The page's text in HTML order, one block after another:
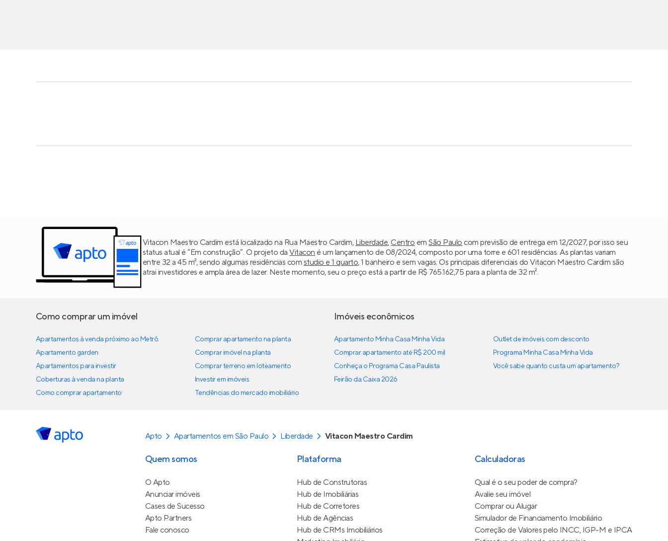
Vitacon Maestro Cardim está localizado na Rua Maestro Cardim, Liberdade, Centro emSão Paulo com previsão de entrega em 12/2027, por isso seu
status atual é “Em construção”. O projeto daVitacon é um lançamento de 08/2024, composto por uma torre e 601 residências. As plantas variam
entre 32 a 45 m², sendo algumas residências com studio e 1 quarto, 1 banheiro e sem vagas. Os principais diferenciais do Vitacon Maestro Cardim são
atrai investidores e ampla área de lazer. Neste momento, seu o preço está a partir de R$ 765.162,75 para a planta de 32 m².
Como comprar um imóvel
Apartamentos à venda próximo ao Metrô
Apartamento garden
Apartamentos para investir
Coberturas à venda na planta
Como comprar apartamento
Comprar apartamento na planta
Comprar imóvel na planta
Comprar terreno em loteamento
Investir em imóveis
Tendências do mercado imobiliário
Imóveis econômicos
Apartamento Minha Casa Minha Vida
Comprar apartamento até R$ 200 mil
Conheça o Programa Casa Paulista
Feirão da Caixa 2026
Outlet de imóveis com desconto
Programa Minha Casa Minha Vida
Você sabe quanto custa um apartamento?
Apto Apartamentos em São Paulo Liberdade Vitacon Maestro Cardim
Quem somos
O Apto
Anunciar imóveis
Cases de Sucesso
Apto Partners
Fale conosco
Plataforma
Hub de Construtoras
Hub de Imobiliárias
Hub de Corretores
Hub de Agências
Hub de CRMs Imobiliários
Calculadoras
Qual é o seu poder de compra?
Avalie seu imóvel
Comprar ou Alugar
Simulador de Financiamento Imobiliário
Correção de Valores pelo INCC, IGP-M e IPCA